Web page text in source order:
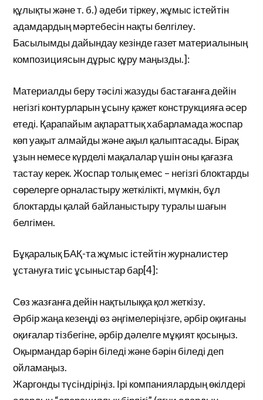
құлықты және т. б.) әдеби тіркеу, жұмыс істейтін
адамдардың мәртебесін нақты белгілеу.
Басылымды дайындау кезінде газет материалының
композициясын дұрыс құру маңызды.]:
Материалды беру тәсілі жазуды бастағанға дейін
негізгі контурларын ұсыну қажет конструкцияға әсер
етеді. Қарапайым ақпараттық хабарламада жоспар
көп уақыт алмайды және ақыл қалыптасады. Бірақ
ұзын немесе күрделі мақалалар үшін оны қағазға
тастау керек. Жоспар толық емес – негізгі блоктарды
сөрелерге орналастыру жеткілікті, мүмкін, бұл
блоктарды қалай байланыстыру туралы шағын
белгімен.
Бұқаралық БАҚ-та жұмыс істейтін журналистер
ұстануға тиіс ұсыныстар бар[4]:
Сөз жазғанға дейін нақтылыққа қол жеткізу.
Әрбір жаңа кезеңді өз әңгімелеріңізге, әрбір оқиғаны
оқиғалар тізбегіне, әрбір дәлелге мұқият қосыңыз.
Оқырмандар бәрін біледі және бәрін біледі деп
ойламаңыз.
Жаргонды түсіндіріңіз. Ірі компаниялардың өкілдері